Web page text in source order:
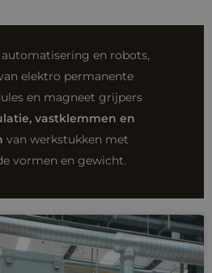
en robots,
elektro permanente
en magneet grijpers
vastklemmen en
van werkstukken met
vormen en gewicht.